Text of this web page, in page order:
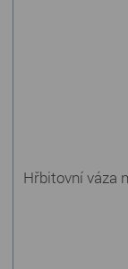
Hřbitovní váza